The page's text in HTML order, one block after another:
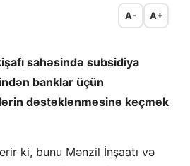
A- A+
sahəsində subsidiya
banklar üçün
dəstəklənməsinə keçmək
ki, bunu Mənzil İnşaatı və